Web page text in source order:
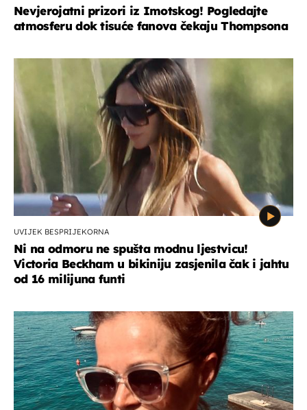
Nevjerojatni prizori iz Imotskog! Pogledajte
atmosferu dok tisuće fanova čekaju Thompsona
UVIJEK BESPRIJEKORNA
Ni na odmoru ne spušta modnu ljestvicu!
Victoria Beckham u bikiniju zasjenila čak i jahtu
od 16 milijuna funti